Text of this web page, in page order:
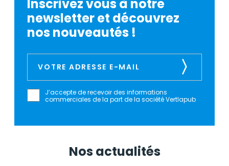
Inscrivez vous à notre
newsletter et découvrez
nos nouveautés !
J’accepte de recevoir des informations
commerciales de la part de la société Vertlapub
Nos actualités